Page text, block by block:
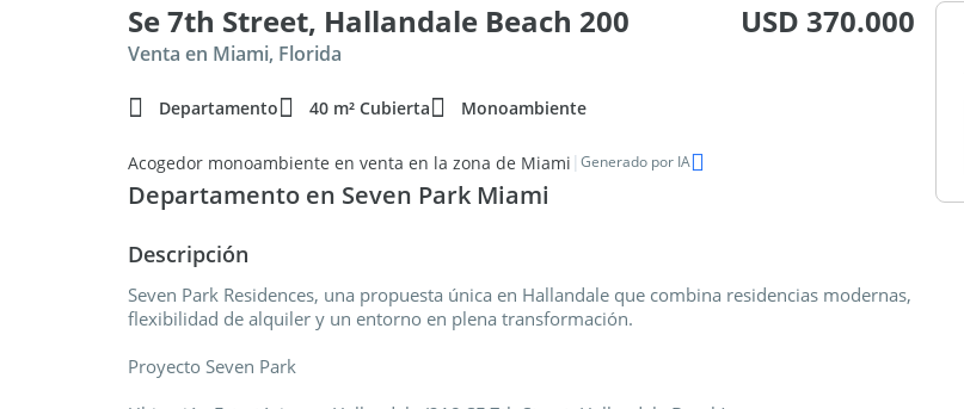
Se 7th Street, Hallandale Beach 200 USD 370.000
Venta en Miami, Florida
Departamento 40 m² Cubierta Monoambiente
Acogedor monoambiente en venta en la zona de Miami | Generado por IA
Departamento en Seven Park Miami
Descripción
Seven Park Residences, una propuesta única en Hallandale que combina residencias modernas,
flexibilidad de alquiler y un entorno en plena transformación.
Proyecto Seven Park